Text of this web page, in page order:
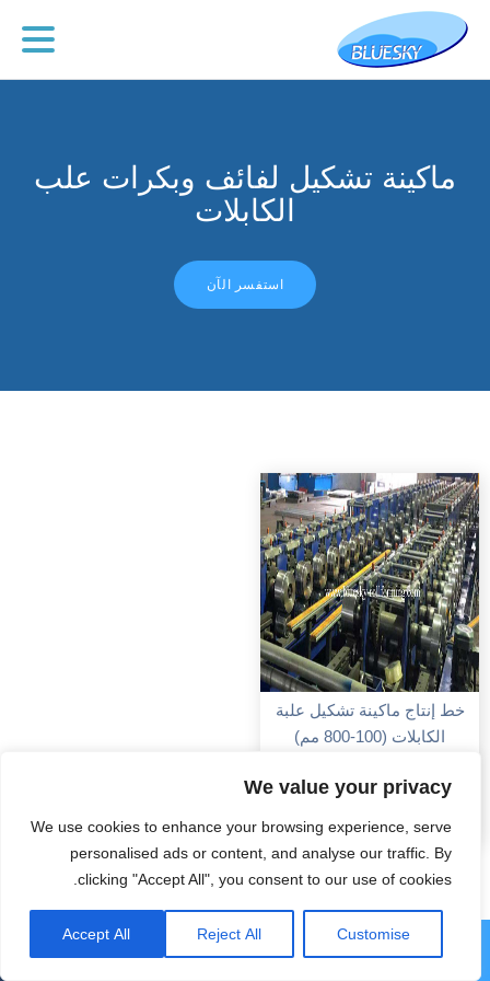
We value your privacy
We use cookies to enhance your browsing experience, serve
personalised ads or content, and analyse our traffic. By
clicking "Accept All", you consent to our use of cookies.
Customise
Reject All
Accept All
ماكينة تشكيل لفائف وبكرات علب
الكابلات
استفسر الآن
خط إنتاج ماكينة تشكيل علبة
الكابلات (100-800 مم)